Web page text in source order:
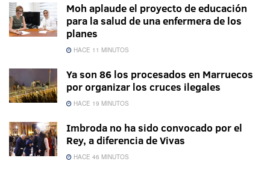
Moh aplaude el proyecto de educación
para la salud de una enfermera de los
planes
HACE 11 MINUTOS
Ya son 86 los procesados en Marruecos
por organizar los cruces ilegales
HACE 19 MINUTOS
Imbroda no ha sido convocado por el
Rey, a diferencia de Vivas
HACE 46 MINUTOS